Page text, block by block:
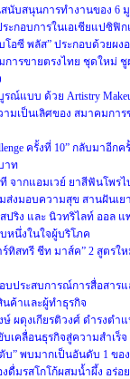
นับสนุนการทำงานของ 6
ะกอบการในเอเชียแปซิฟิ
ซี พลัส” ประกอบด้วยผงอ
ารขายตรงไทย ชุดใหม่
ณ์แบบ ด้วย Artistry
มเป็นเลิศของ สมาคมกา
ครั้งที่ 10” กลับมาอี
าท
จากแอมเวย์ ยาสีฟันโพ
ส่งมอบความสุข สานฝันเ
ริง และ นิวทริไลท์ ออล แ
หนึ่งในใจผู้บริโภค
ทิสทรี ชีท มาส์ค” 2 สูตรใ
บประสบการณ์การสื่อสาร
ค้าและผู้ทำธุรกิจ
ผดุงเกียรติวงศ์ ดำรงต
เคลื่อนธุรกิจสู่ความสำเร็จ
บ” พบมากเป็นอันดับ 1 ข
องดื่มรสโกโก้ผสมน้ำผึ้ง